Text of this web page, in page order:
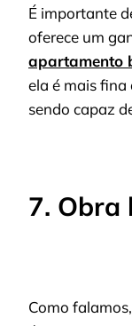
É importante
oferece um
apartamento
ela é mais
sendo capaz
7. Obra
Como